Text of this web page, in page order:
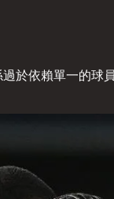
於依賴單一的